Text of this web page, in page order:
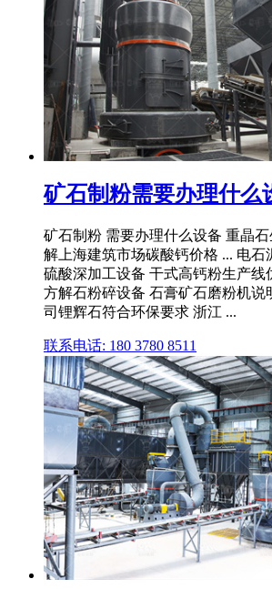
矿石制粉需要办理什么
矿石制粉 需要办理什么设备 重晶
解上海建筑市场碳酸钙价格 ... 电石
硫酸深加工设备 干式高钙粉生产线
方解石粉碎设备 石膏矿石磨粉机说
司锂辉石符合环保要求 浙江 ...
联系电话: 180 3780 8511